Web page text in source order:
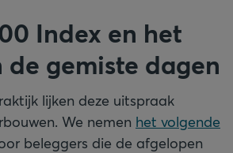
Index en het
de gemiste dagen
lijken deze uitspraak
We nemen het volgende
beleggers die de afgelopen